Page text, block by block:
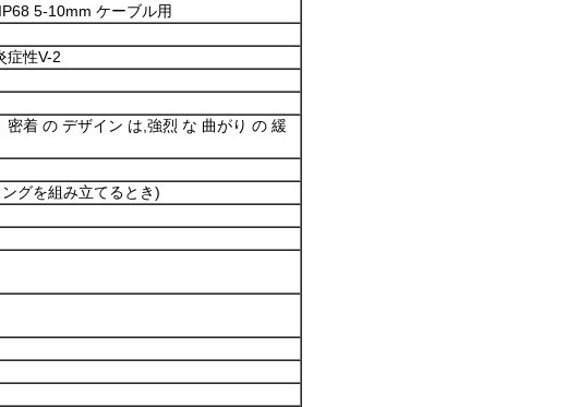
5-10mm ケーブル用
症性V-2
着 の デザイン は,強烈 な 曲がり の 緩
グを組み立てるとき)